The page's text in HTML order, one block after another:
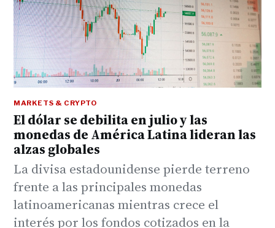
MARKETS & CRYPTO
El dólar se debilita en julio y las
monedas de América Latina lideran las
alzas globales
La divisa estadounidense pierde terreno
frente a las principales monedas
latinoamericanas mientras crece el
interés por los fondos cotizados en la